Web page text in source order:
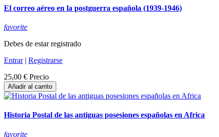
El correo aéreo en la postguerra española (1939-1946)
favorite
Debes de estar registrado
Entrar| Registrarse
25,00 € Precio
Añadir al carrito
Historia Postal de las antiguas posesiones españolas en Africa
favorite